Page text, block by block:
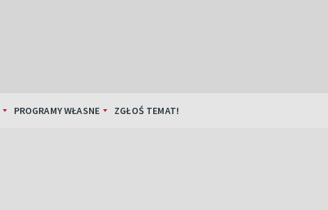
PROGRAMY WŁASNE ZGŁOŚ TEMAT!